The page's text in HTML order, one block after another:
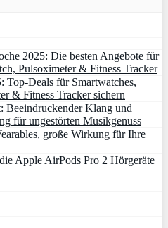
2025: Die besten Angebote für
Pulsoximeter & Fitness Tracker
Top-Deals für Smartwatches,
& Fitness Tracker sichern
Beeindruckender Klang und
für ungestörten Musikgenuss
große Wirkung für Ihre
Apple AirPods Pro 2 Hörgeräte